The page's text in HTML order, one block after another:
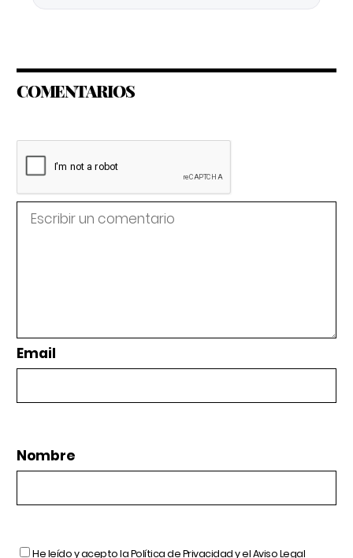
COMENTARIOS
Email
Nombre
He leído y acepto laPolítica de Privacidady elAviso Legal